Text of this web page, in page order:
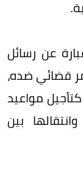
عن رسائل
قضائي ضده،
مواعيد
بين